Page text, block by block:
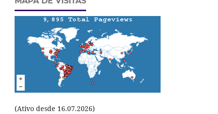
(Ativo desde 16.07.2026)